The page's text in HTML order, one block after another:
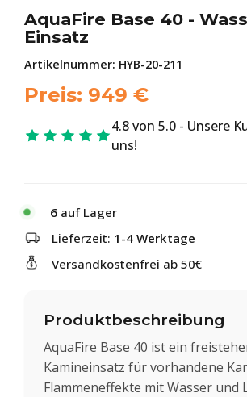
AquaFire Base 40 -
Einsatz
Artikelnummer: HYB-20-211
Preis: 949 €
4.8 von 5.0 - Unsere
uns!
6 auf Lager
Lieferzeit: 1-4 Werktage
Versandkostenfrei ab 50€
Produktbeschreibung
AquaFire Base 40 ist ein
Kamineinsatz für vorhandene
Flammeneffekte mit Wasser und